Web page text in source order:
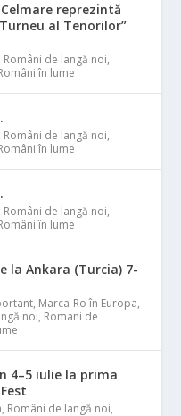
reprezintă
al Tenorilor”
Români de langă noi,
în lume
Români de langă noi,
în lume
Români de langă noi,
în lume
la Ankara (Turcia) 7-
, Marca-Ro în Europa,
noi, Romani de
4–5 iulie la prima
, Români de langă noi,